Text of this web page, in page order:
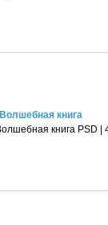
книга
книга PSD |